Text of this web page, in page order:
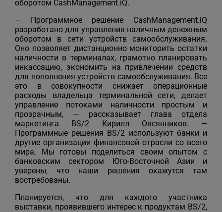
оборотом CashManagement.iQ.
— Программное решение CashManagement.iQ
разработано для управления наличным денежным
оборотом в сети устройств самообслуживания.
Оно позволяет дистанционно мониторить остатки
наличности в терминалах, грамотно планировать
инкассацию, экономить на привлечении средств
для пополнения устройств самообслуживания. Все
это в совокупности снижает операционные
расходы владельца терминальной сети, делает
управление потоками наличности простым и
прозрачным, — рассказывает глава отдела
маркетинга BS/2 Кирилл Овсянников. —
Программные решения BS/2 используют банки и
другие организации финансовой отрасли со всего
мира. Мы готовы поделиться своим опытом с
банковским сектором Юго-Восточной Азии и
уверены, что наши решения окажутся там
востребованы.
Планируется, что для каждого участника
выставки, проявившего интерес к продуктам BS/2,